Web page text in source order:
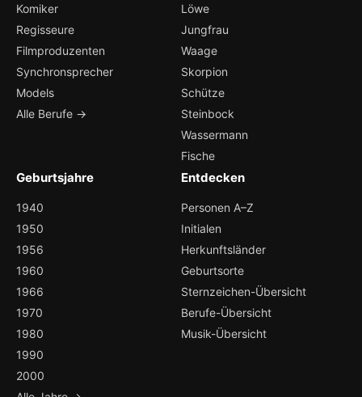
Komiker
Regisseure
Filmproduzenten
Synchronsprecher
Models
Alle Berufe →
Löwe
Jungfrau
Waage
Skorpion
Schütze
Steinbock
Wassermann
Fische
Geburtsjahre
1940
1950
1956
1960
1966
1970
1980
1990
2000
Entdecken
Personen A–Z
Initialen
Herkunftsländer
Geburtsorte
Sternzeichen-Übersicht
Berufe-Übersicht
Musik-Übersicht